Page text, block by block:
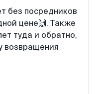
без посредников
цене🙌. Также
туда и обратно,
возвращения